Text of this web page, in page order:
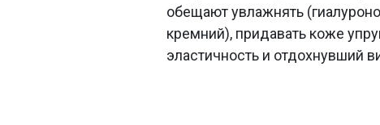
обещают увлажнять
кремний), придавать коже
эластичность и отдохнувший